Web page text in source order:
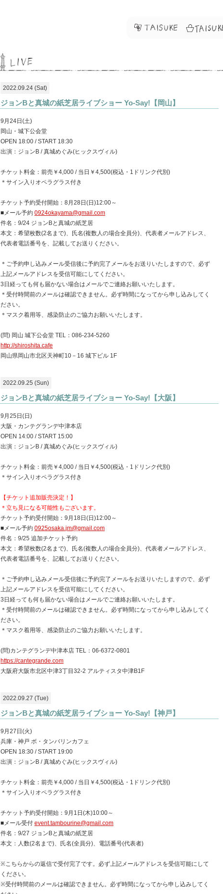
2022.09.24 (Sat)
ジョンBと真城の紙芝居ライブショー Yo-Say!【岡山】
9月24日(土)
岡山・城下公会堂
OPEN 18:00 / START 18:30
出演：ジョンB / 真城めぐみ(ヒックスヴィル)
チケット料金：前売￥4,000 / 当日￥4,500(税込・1ドリンク代別)
＊サイン入りオペラグラス付き
チケット予約受付開始：8月28日(日)12:00～
■メール予約 0924okayama@gmail.com
件名：9/24 ジョンBと真城の紙芝居
本文：希望枚数(2名まで)、氏名(複数人の場合全員分)、代表者メールアドレス、
代表者電話番号を、記載してお送りください。
＊ご予約申し込みメール受信後に予約完了メールをお送りいたしますので、必ず
上記メールアドレスを受信可能にしてください。
3日経っても何も届かない場合はメールでご連絡お願いいたします。
＊受付時間前のメールは確認できません。必ず時間になってから申し込みしてく
ださい。
＊マスク着用等、感染防止のご協力お願いいたします。
(問) 岡山 城下公会堂 TEL：086-234-5260
http://shiroshita.cafe
岡山県岡山市北区天神町10－16 城下ビル 1F
2022.09.25 (Sun)
ジョンBと真城の紙芝居ライブショー Yo-Say!【大阪】
9月25日(日)
大阪・カンテグランデ中津本店
OPEN 14:00 / START 15:00
出演：ジョンB / 真城めぐみ(ヒックスヴィル)
チケット料金：前売￥4,000 / 当日￥4,500(税込・1ドリンク代別)
＊サイン入りオペラグラス付き
【チケット追加販売決定！】
＊立ち見になる可能性もございます。
チケット予約受付開始：9月18日(日)12:00～
■メール予約 0925osaka.jm@gmail.com
件名：9/25 追加チケット予約
本文：希望枚数(2名まで)、氏名(複数人の場合全員分)、代表者メールアドレス、
代表者電話番号を、記載してお送りください。
＊ご予約申し込みメール受信後に予約完了メールをお送りいたしますので、必ず
上記メールアドレスを受信可能にしてください。
3日経っても何も届かない場合はメールでご連絡お願いいたします。
＊受付時間前のメールは確認できません。必ず時間になってから申し込みしてく
ださい。
＊マスク着用等、感染防止のご協力お願いいたします。
(問)カンテグランデ中津本店 TEL：06-6372-0801
https://cantegrande.com
大阪府大阪市北区中津3丁目32-2 アルティスタ中津B1F
2022.09.27 (Tue)
ジョンBと真城の紙芝居ライブショー Yo-Say!【神戸】
9月27日(火)
兵庫・神戸 ボ・タンバリンカフェ
OPEN 18:30 / START 19:00
出演：ジョンB / 真城めぐみ(ヒックスヴィル)
チケット料金：前売￥4,000 / 当日￥4,500(税込・1ドリンク代別)
＊サイン入りオペラグラス付き
チケット予約受付開始：9月1日(木)10:00～
■メール受付 event.tambourine@gmail.com
件名：9/27 ジョンBと真城の紙芝居
本文：人数(2名まで)、氏名(全員分)、電話番号(代表者)
※こちらからの返信で受付完了です。必ず上記メールアドレスを受信可能にして
ください。
※受付時間前のメールは確認できません。必ず時間になってから申し込みしてく